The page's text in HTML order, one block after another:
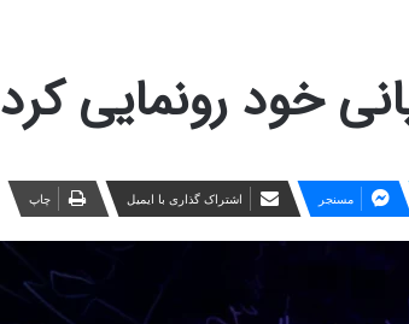
خود رونمایی کرد
مسنجر اشتراک گذاری با ایمیل چاپ